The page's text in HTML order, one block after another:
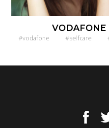
VODAFONE
#vodafone #selfcare